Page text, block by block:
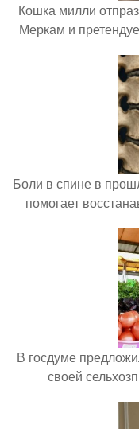
Кошка милли
Меркам и
Боли в спине в
помогает
В госдуме
своей